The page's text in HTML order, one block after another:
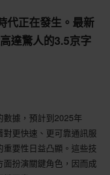
正在發生。最新
達驚人的3.5京字
據，預計到2025年
更快速、更可靠通訊服
要性日益凸顯。這些技
扮演關鍵角色，因而成